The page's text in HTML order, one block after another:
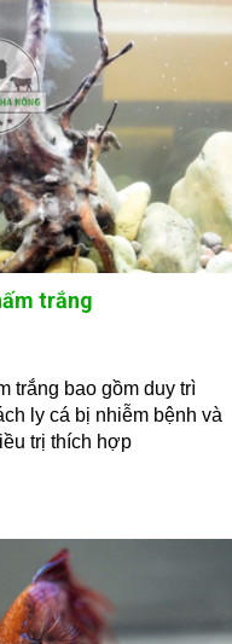
trắng
trắng bao gồm duy trì
ly cá bị nhiễm bệnh và
trị thích hợp